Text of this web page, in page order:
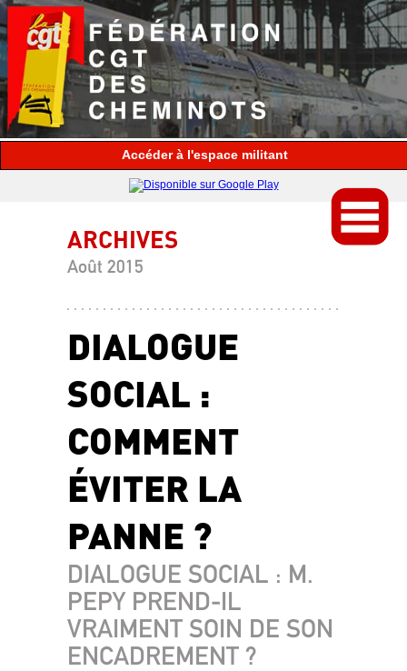
espace militant
ARCHIVES
Août 2015
DIALOGUE
SOCIAL :
COMMENT
ÉVITER LA
PANNE ?
DIALOGUE SOCIAL : M.
PEPY PREND-IL
VRAIMENT SOIN DE SON
ENCADREMENT ?